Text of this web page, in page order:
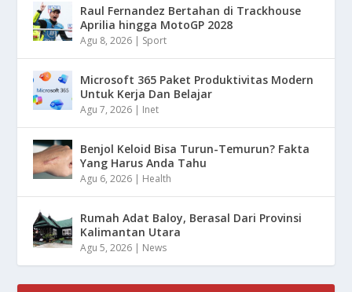
Raul Fernandez Bertahan di Trackhouse
Aprilia hingga MotoGP 2028
Agu 8, 2026 | Sport
Microsoft 365 Paket Produktivitas Modern
Untuk Kerja Dan Belajar
Agu 7, 2026 | Inet
Benjol Keloid Bisa Turun-Temurun? Fakta
Yang Harus Anda Tahu
Agu 6, 2026 | Health
Rumah Adat Baloy, Berasal Dari Provinsi
Kalimantan Utara
Agu 5, 2026 | News